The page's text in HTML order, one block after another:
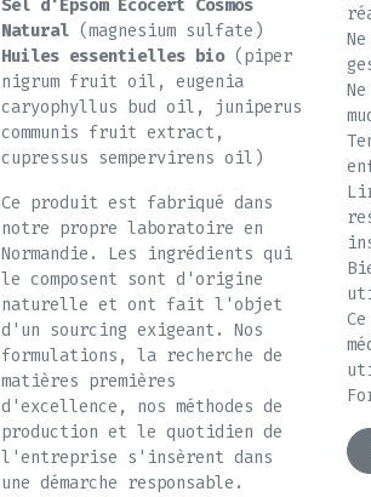
Sel d'Epsom Ecocert Cosmos
Natural (magnesium sulfate)
Huiles essentielles bio(piper
nigrum fruit oil, eugenia
caryophyllus bud oil, juniperus
communis fruit extract,
cupressus sempervirens oil)
Ce produit est fabriqué dans
notre propre laboratoire en
Normandie. Les ingrédients qui
le composent sont d'origine
naturelle et ont fait l'objet
d'un sourcing exigeant. Nos
formulations, la recherche de
matières premières
d'excellence, nos méthodes de
production et le quotidien de
l'entreprise s'insèrent dans
une démarche responsable.